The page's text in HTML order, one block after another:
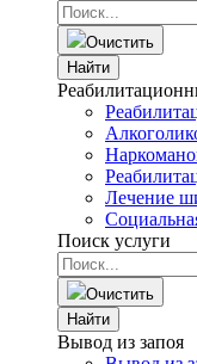
Очистить
Найти
Лечение
Поиск услуги
Очистить
Найти
Вывод из запоя